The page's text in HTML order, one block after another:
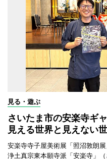
見る・遊ぶ
さいたま市の安楽寺ギ
見える世界と見えない
安楽寺寺子屋美術展「照沼敦朗
浄土真宗東本願寺派「安楽寺」